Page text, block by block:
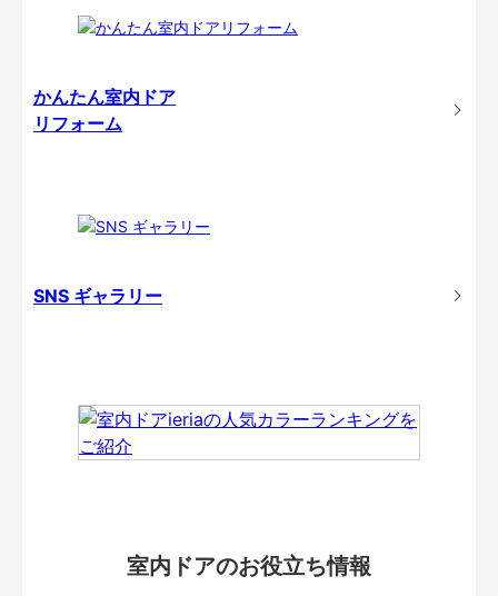
かんたん室内ドア
リフォーム
SNS ギャラリー
室内ドアのお役立ち情報